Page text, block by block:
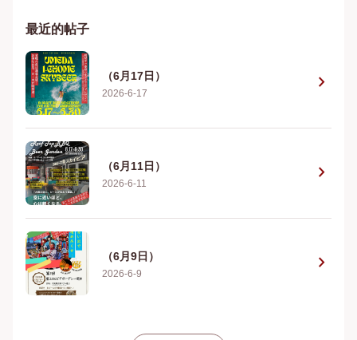
最近的帖子
（6月17日）
2026-6-17 chevron_right
（6月11日）
2026-6-11 chevron_right
（6月9日）
2026-6-9 chevron_right